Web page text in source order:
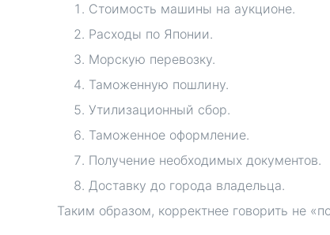
Стоимость машины на аукционе.
Расходы по Японии.
Морскую перевозку.
Таможенную пошлину.
Утилизационный сбор.
Таможенное оформление.
Получение необходимых документов.
Доставку до города владельца.
Таким образом, корректнее говорить не